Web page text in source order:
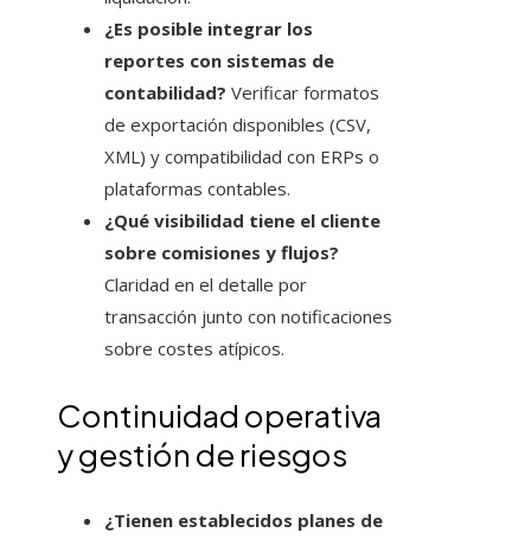
¿Es posible integrar los
reportes con sistemas de
contabilidad? Verificar formatos
de exportación disponibles (CSV,
XML) y compatibilidad con ERPs o
plataformas contables.
¿Qué visibilidad tiene el cliente
sobre comisiones y flujos?
Claridad en el detalle por
transacción junto con notificaciones
sobre costes atípicos.
Continuidad operativa
y gestión de riesgos
¿Tienen establecidos planes de